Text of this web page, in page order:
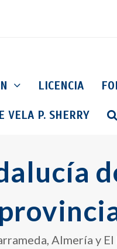
LICENCIA
VELA P. SHERRY
Almería y